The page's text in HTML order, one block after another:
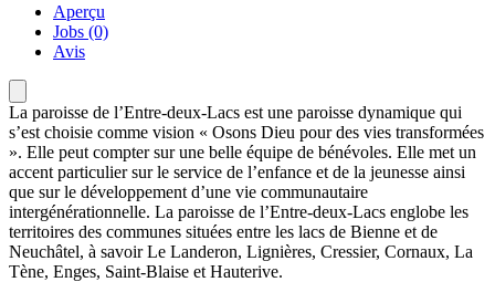
Aperçu
Jobs (0)
Avis
La paroisse de l’Entre-deux-Lacs est une paroisse dynamique qui
s’est choisie comme vision « Osons Dieu pour des vies transformées
». Elle peut compter sur une belle équipe de bénévoles. Elle met un
accent particulier sur le service de l’enfance et de la jeunesse ainsi
que sur le développement d’une vie communautaire
intergénérationnelle. La paroisse de l’Entre-deux-Lacs englobe les
territoires des communes situées entre les lacs de Bienne et de
Neuchâtel, à savoir Le Landeron, Lignières, Cressier, Cornaux, La
Tène, Enges, Saint-Blaise et Hauterive.